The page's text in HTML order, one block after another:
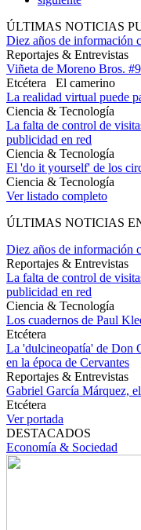
ÚLTIMAS NOTICIAS
Diez años de información
Reportajes & Entrevistas
Viñeta de Moreno Bros. #9
Etcétera
El camerino
La realidad virtual puede
Ciencia & Tecnología
La falta de control de
publicidad en red
Ciencia & Tecnología
El 'do it yourself' de los
Ciencia & Tecnología
Ver listado completo
ÚLTIMAS NOTICIAS
Diez años de información
Reportajes & Entrevistas
La falta de control de
publicidad en red
Ciencia & Tecnología
Los cuadernos de Paul
Etcétera
La 'dulcineopatía' de Don
en la época de Cervantes
Reportajes & Entrevistas
Gabriel García Márquez,
Etcétera
Ver portada
DESTACADOS
Economía & Sociedad